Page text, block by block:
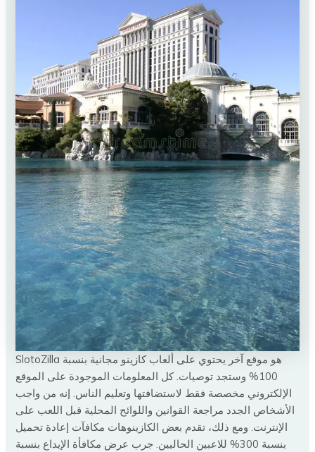
SlotoZilla هو موقع آخر يحتوي على ألعاب كازينو مجانية بنسبة
100% وستجد توصيات. كل المعلومات الموجودة على الموقع
الإلكتروني مخصصة فقط لاستضافتها وتعليم الناس. إنه من واجب
الأشخاص الجدد مراجعة القوانين واللوائح المحلية قبل اللعب على
الإنترنت. ومع ذلك، تقدم بعض الكازينوهات مكافآت إعادة تحميل
بنسبة 300% للاعبين الحاليين. جرب عرض مكافأة الإيداع بنسبة